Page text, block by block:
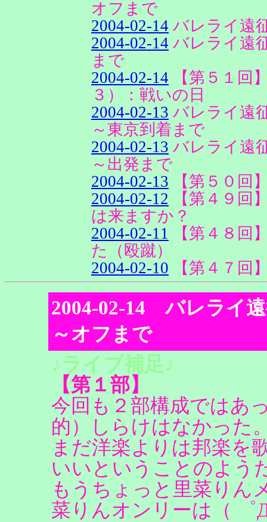
オフまで
2004-02-14 バレライ遠
2004-02-14 バレライ遠
まで
2004-02-14 【第５１回
３）：戦いの日
2004-02-13 バレライ遠
～東京到着まで
2004-02-13 バレライ遠
～出発まで
2004-02-13 【第５０回
2004-02-12 【第４９回
は来ますか？
2004-02-11
【第４８回
た（殴蹴）
2004-02-10 【第４７回
2004-02-14 バレライ
～オフまで
♪ライブ補足♪
【第１部】
今回も２部構成ではあ
的）しらけはなかった
まだ洋楽よりは邦楽を
いいということのよう
もうちょっと里菜りん
菜りんオンリーは（ ゜